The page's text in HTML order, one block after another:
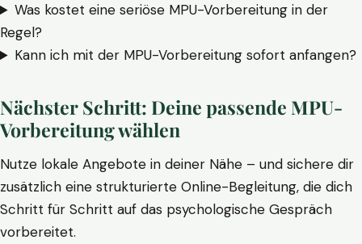
Was kostet eine seriöse MPU-Vorbereitung in der
Regel?
Kann ich mit der MPU-Vorbereitung sofort anfangen?
Nächster Schritt: Deine passende MPU-
Vorbereitung wählen
Nutze lokale Angebote in deiner Nähe – und sichere dir
zusätzlich eine strukturierte Online-Begleitung, die dich
Schritt für Schritt auf das psychologische Gespräch
vorbereitet.